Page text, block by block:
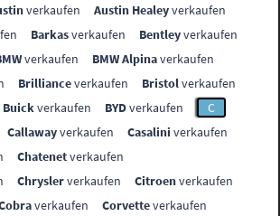
verkaufen Austin Healeyverkaufen
Barkasverkaufen Bentleyverkaufen
verkaufen BMW Alpinaverkaufen
Brillianceverkaufen Bristolverkaufen
Buickverkaufen BYDverkaufen
C
Callawayverkaufen Casalini verkaufen
Chatenetverkaufen
Chryslerverkaufen Citroenverkaufen
verkaufen Corvetteverkaufen